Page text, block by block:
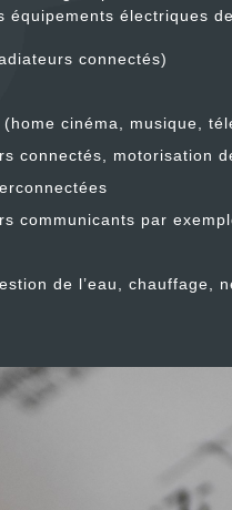
électriques
connectés)
cinéma, musique,
connectés, motorisation
communicants par
de l’eau, chauffage,